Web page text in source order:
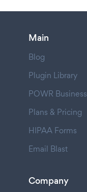
Main
Blog
Plugin Library
POWR Business
Plans & Pricing
HIPAA Forms
Email Blast
Company